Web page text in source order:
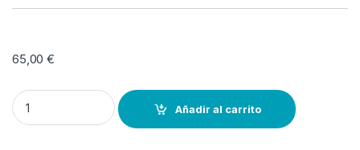
65,00€
Puntera de proa con PUENTE--Largo: 393 x Ancho: 72---INOX
Añadir al carrito